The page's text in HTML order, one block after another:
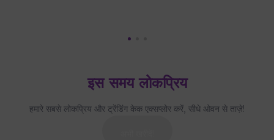
इस समय लोकप्रिय
हमारे सबसे लोकप्रिय और ट्रेंडिंग केक एक्सप्लोर करें, सीधे ओवन से ताज़े!